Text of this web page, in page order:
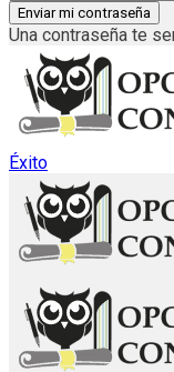
Una contraseña te
Éxito